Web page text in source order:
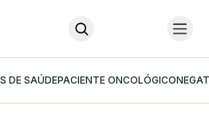
DE SAÚDEPACIENTE ONCOLÓGICO